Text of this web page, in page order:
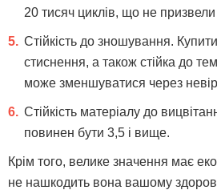
20 тисяч циклів, що не
Стійкість до зношування.
стиснення, а також стійка до
може зменшуватися через
Стійкість матеріалу до
повинен бути 3,5 і вище.
Крім того, велике значення має
не нашкодить вона вашому